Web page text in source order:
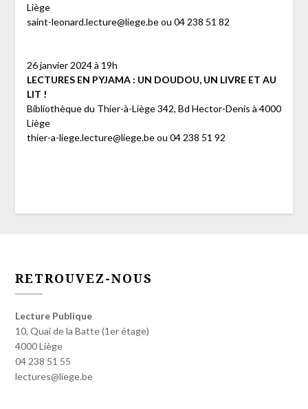
Liège
saint-leonard.lecture@liege.be ou 04 238 51 82
26 janvier 2024 à 19h
LECTURES EN PYJAMA : UN DOUDOU, UN LIVRE ET AU
LIT !
Bibliothèque du Thier-à-Liège 342, Bd Hector-Denis à 4000
Liège
thier-a-liege.lecture@liege.be ou 04 238 51 92
RETROUVEZ-NOUS
Lecture Publique
10, Quai de la Batte (1er étage)
4000 Liège
04 238 51 55
lectures@liege.be